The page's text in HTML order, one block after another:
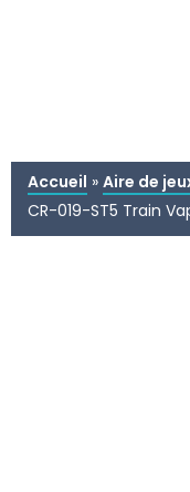
Accueil » Aire de
CR-019-ST5 Train